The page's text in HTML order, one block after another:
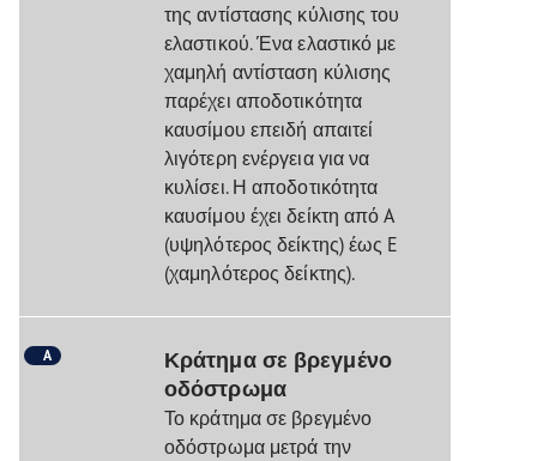
της αντίστασης κύλισης του
ελαστικού. Ένα ελαστικό με
χαμηλή αντίσταση κύλισης
παρέχει αποδοτικότητα
καυσίμου επειδή απαιτεί
λιγότερη ενέργεια για να
κυλίσει. Η αποδοτικότητα
καυσίμου έχει δείκτη από A
(υψηλότερος δείκτης) έως E
(χαμηλότερος δείκτης).
A
Κράτημα σε βρεγμένο
οδόστρωμα
Το κράτημα σε βρεγμένο
οδόστρωμα μετρά την